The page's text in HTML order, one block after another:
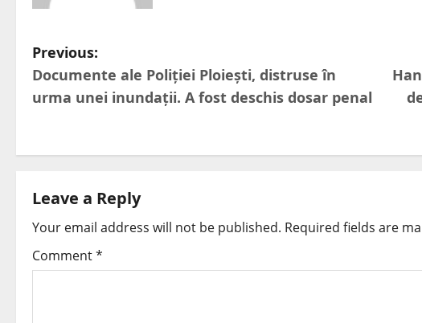
Previous:
Documente ale Poliției Ploiești, distruse în
urma unei inundații. A fost deschis dosar penal
Leave a Reply
Your email address will not be published. Required fields are
Comment*